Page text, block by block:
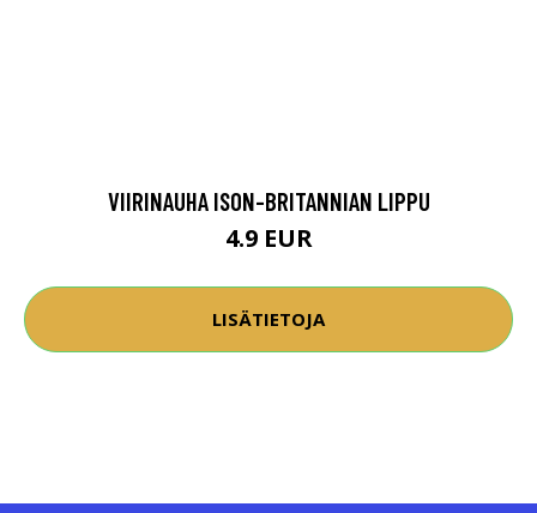
VIIRINAUHA ISON-BRITANNIAN LIPPU
4.9 EUR
LISÄTIETOJA